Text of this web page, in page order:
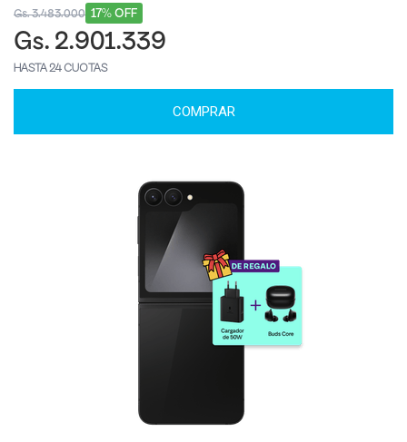
17% OFF
Gs. 3.483.000
Gs. 2.901.339
HASTA 24 CUOTAS
COMPRAR